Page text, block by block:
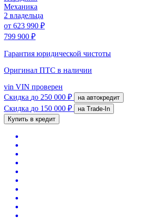
Механика
2 владельца
от 623 990 ₽
799 900 ₽
Гарантия юридической чистоты
Оригинал ПТС в наличии
vin VIN проверен
Скидка до 250 000 ₽ на автокредит
Скидка до 150 000 ₽
на Trade-In
Купить в кредит